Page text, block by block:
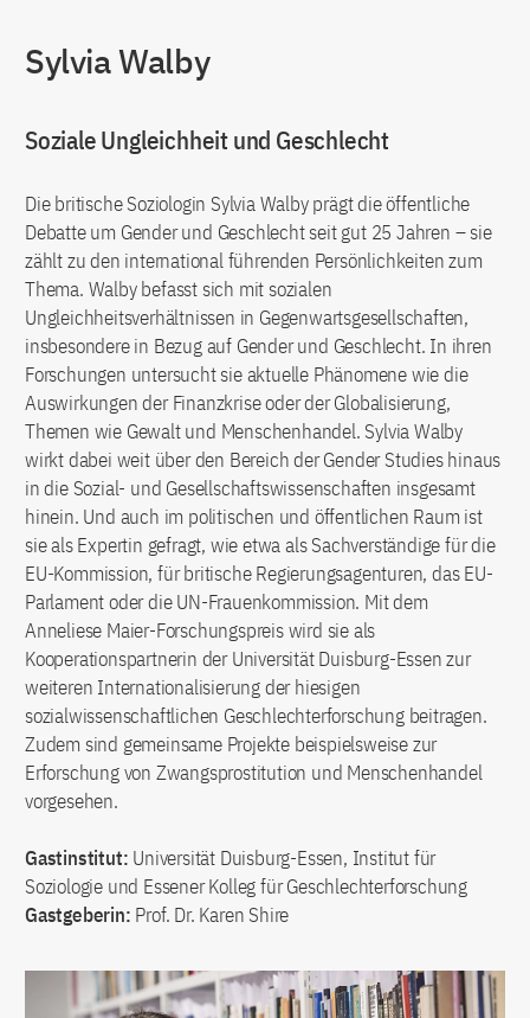
Sylvia Walby
Soziale Ungleichheit und Geschlecht
Die britische Soziologin Sylvia Walby prägt die öffentliche
Debatte um Gender und Geschlecht seit gut 25 Jahren – sie
zählt zu den international führenden Persönlichkeiten zum
Thema. Walby befasst sich mit sozialen
Ungleichheitsverhältnissen in Gegenwartsgesellschaften,
insbesondere in Bezug auf Gender und Geschlecht. In ihren
Forschungen untersucht sie aktuelle Phänomene wie die
Auswirkungen der Finanzkrise oder der Globalisierung,
Themen wie Gewalt und Menschenhandel. Sylvia Walby
wirkt dabei weit über den Bereich der Gender Studies hinaus
in die Sozial- und Gesellschaftswissenschaften insgesamt
hinein. Und auch im politischen und öffentlichen Raum ist
sie als Expertin gefragt, wie etwa als Sachverständige für die
EU-Kommission, für britische Regierungsagenturen, das EU-
Parlament oder die UN-Frauenkommission. Mit dem
Anneliese Maier-Forschungspreis wird sie als
Kooperationspartnerin der Universität Duisburg-Essen zur
weiteren Internationalisierung der hiesigen
sozialwissenschaftlichen Geschlechterforschung beitragen.
Zudem sind gemeinsame Projekte beispielsweise zur
Erforschung von Zwangsprostitution und Menschenhandel
vorgesehen.
Gastinstitut: Universität Duisburg-Essen, Institut für
Soziologie und Essener Kolleg für Geschlechterforschung
Gastgeberin: Prof. Dr. Karen Shire